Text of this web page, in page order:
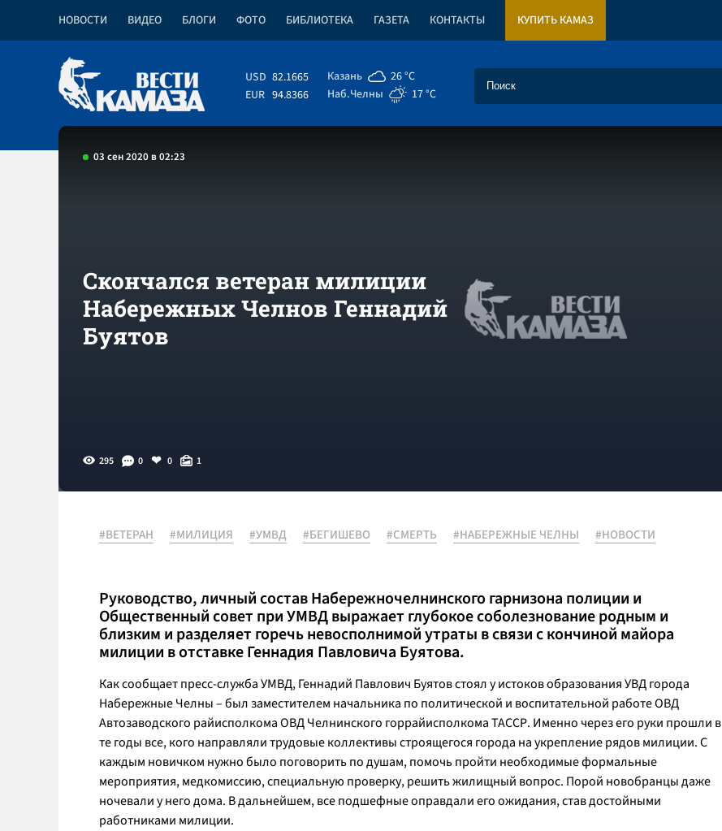
НОВОСТИ ВИДЕО БЛОГИ ФОТО БИБЛИОТЕКА ГАЗЕТА КОНТАКТЫ КУПИТЬ КАМАЗ
USD 82.1665
EUR 94.8366
Казань
26 °C
Наб.Челны
17 °C
03 сен 2020 в 02:23
Скончался ветеран милиции
Набережных Челнов Геннадий
Буятов
295 0 0 1
#ВЕТЕРАН #МИЛИЦИЯ #УМВД #БЕГИШЕВО #СМЕРТЬ #НАБЕРЕЖНЫЕ ЧЕЛНЫ #НОВОСТИ
Руководство, личный состав Набережночелнинского гарнизона полиции и
Общественный совет при УМВД выражает глубокое соболезнование родным и
близким и разделяет горечь невосполнимой утраты в связи с кончиной майора
милиции в отставке Геннадия Павловича Буятова.
Как сообщает пресс-служба УМВД, Геннадий Павлович Буятов стоял у истоков образования УВД города
Набережные Челны – был заместителем начальника по политической и воспитательной работе ОВД
Автозаводского райисполкома ОВД Челнинского горрайисполкома ТАССР. Именно через его руки прошли в
те годы все, кого направляли трудовые коллективы строящегося города на укрепление рядов милиции. С
каждым новичком нужно было поговорить по душам, помочь пройти необходимые формальные
мероприятия, медкомиссию, специальную проверку, решить жилищный вопрос. Порой новобранцы даже
ночевали у него дома. В дальнейшем, все подшефные оправдали его ожидания, став достойными
работниками милиции.